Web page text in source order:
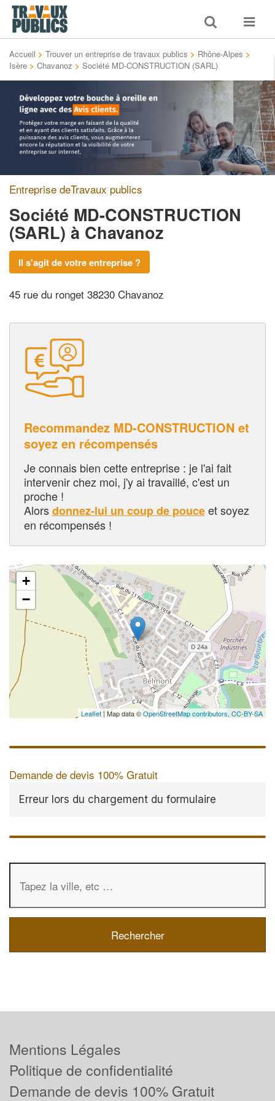
Toggle
search
Toggle
Accueil > Trouver un entreprise de travaux publics > Rhône-Alpes >
Isère > Chavanoz > Société MD-CONSTRUCTION (SARL)
Entreprise deTravaux publics
Société MD-CONSTRUCTION
(SARL) à Chavanoz
Il s'agit de votre entreprise ?
45 rue du ronget 38230 Chavanoz
Recommandez MD-CONSTRUCTION et
soyez en récompensés
Je connais bien cette entreprise : je l'ai fait
intervenir chez moi, j'y ai travaillé, c'est un
proche !
Alorsdonnez-lui un coup de pouceet soyez
en récompensés !
+
−
Leaflet| Map data ©OpenStreetMap contributors, CC-BY-SA
Demande de devis 100% Gratuit
Erreur lors du chargement du formulaire
Mentions Légales
Politique de confidentialité
Demande de devis 100% Gratuit